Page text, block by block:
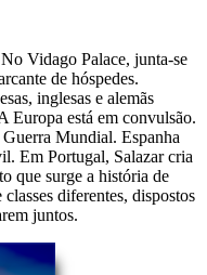
Vidago Palace, junta-se
de hóspedes.
inglesas e alemãs
Europa está em convulsão.
Mundial. Espanha
Em Portugal, Salazar cria
que surge a história de
diferentes, dispostos
juntos.